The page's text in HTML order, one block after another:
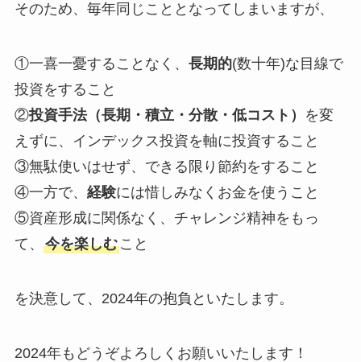
そのため、毎年同じこととなってしまいますが、
①一喜一憂することなく、 長期的(数十年)な目線で
投資をすること
②投資手法（長期・積立・分散・低コスト）
を変
えずに、インデックス投資を軸に投資すること
③無駄使いはせず、できる限り節約をすること
④一方で、 経験には惜しみなくお金を使うこと
⑤資産形成に関係なく、チャレンジ精神をもっ
て、 今を楽しむこと
を決意して、2024年の抱負といたします。
2024年もどうぞよろしくお願いいたします！